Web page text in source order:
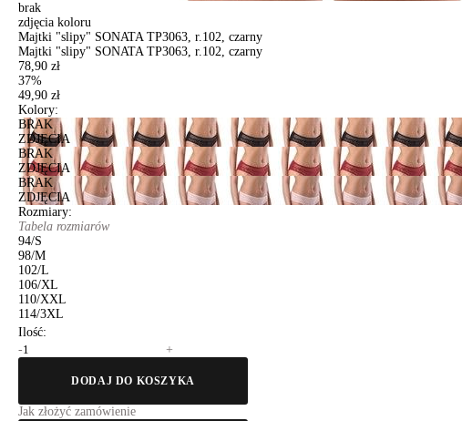
brak
zdjęcia koloru
Majtki "slipy" SONATA TP3063, r.102, czarny
Majtki "slipy" SONATA TP3063, r.102, czarny
78,90 zł
37%
49,90 zł
Kolory:
BRAK
ZDJĘCIA
BRAK
ZDJĘCIA
BRAK
ZDJĘCIA
Rozmiary:
Tabela rozmiarów
94/S
98/M
102/L
106/XL
110/XXL
114/3XL
Ilość:
-
+
DODAJ DO KOSZYKA
Jak złożyć zamówienie